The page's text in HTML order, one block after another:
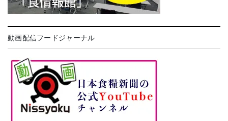
動画配信フードジャーナル